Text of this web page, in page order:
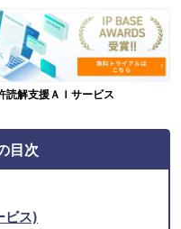
読解支援ＡＩサービス
目次
ビス)